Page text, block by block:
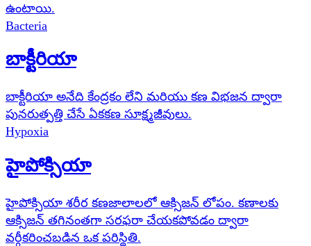
ఉంటాయి.
Bacteria
బాక్టీరియా
బాక్టీరియా అనేది కేంద్రకం లేని మరియు కణ విభజన ద్వారా
పునరుత్పత్తి చేసే ఏకకణ సూక్ష్మజీవులు.
Hypoxia
హైపోక్సియా
హైపోక్సియా శరీర కణజాలాలలో ఆక్సిజన్ లోపం. కణాలకు
ఆక్సిజన్ తగినంతగా సరఫరా చేయకపోవడం ద్వారా
వర్గీకరించబడిన ఒక పరిస్థితి.